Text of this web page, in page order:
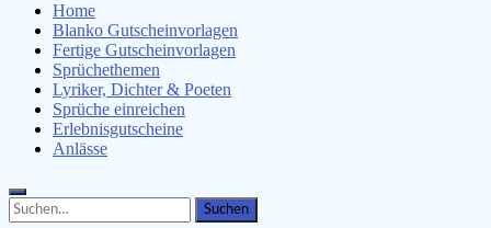
Home
Blanko Gutscheinvorlagen
Fertige Gutscheinvorlagen
Sprüchethemen
Lyriker, Dichter & Poeten
Sprüche einreichen
Erlebnisgutscheine
Anlässe
Search
for:
Search